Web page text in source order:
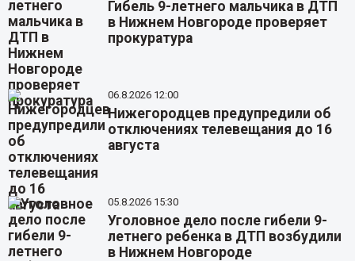
Гибель 9-летнего мальчика в ДТП
в Нижнем Новгороде проверяет
прокуратура
06.8.2026 12:00
Нижегородцев предупредили об
отключениях телевещания до 16
августа
05.8.2026 15:30
Уголовное дело после гибели 9-
летнего ребенка в ДТП возбудили
в Нижнем Новгороде